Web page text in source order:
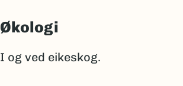
Økologi
I og ved eikeskog.